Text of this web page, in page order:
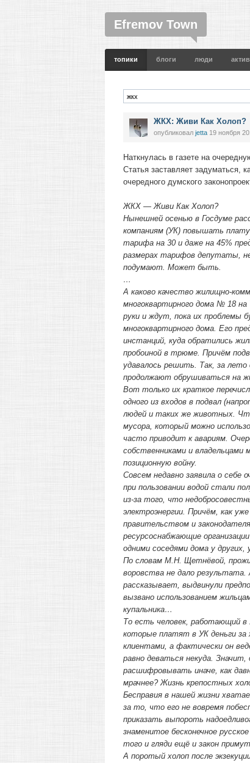
Efremov Town
топики блоги люди
ЖКХ: Живи Как Холоп?
опубликовал jetta 19 ноября
Наткнулась в газете на
Статья заставляет задуматься,
очередного думского
ЖКХ — Живи Как Холоп?
Нынешней осенью в Госдуме
компаниям (УК) повышать
тарифа на 30 и даже на 45%
размерах тарифов депутаты,
подумают. Может быть.
…
А каково качество жилищно-
многоквартирного дома № 18
руки и ждут, пока их проблемы
многоквартирного дома. Его
инстанций, куда обратились
пробоиной в трюме. Причём
удавалось решить. Так, за
продолжают обрушиваться на
Вот только их краткое
одного из входов в подвал
людей и таких же животных.
мусора, который можно
часто приводит к авариям.
собственниками и
позиционную войну.
Совсем недавно заявила о себе
при пользовании водой стали
из-за того, что
электроэнергии. Причём, как
правительством и
ресурсоснабжающие
одними соседями дома у
По словам М.Н. Щетнёвой,
воровства не дало результата.
рассказывает, выдвинули
вызвано использованием
купальника…
То есть человек, работающий в
которые платят в УК деньги за
клиентами, а фактически он
равно деваться некуда.
расшифровывать иначе, как
мрачнее? Жизнь крепостных
Бесправия в нашей жизни
за то, что его не вовремя
приказать выпороть
знаменитое бесконечное
того и гляди ещё и закон
А поротый холоп после